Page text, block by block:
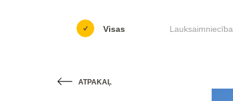
Visas
ATPAKAĻ